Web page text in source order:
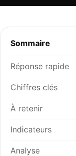
Sommaire
Réponse rapide
Chiffres clés
À retenir
Indicateurs
Analyse